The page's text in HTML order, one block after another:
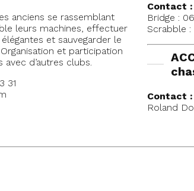
anciens se rassemblant
leurs machines, effectuer
et sauvegarder le
et participation
d’autres clubs.
31
Contact :
Bridge :
Scrabble
Contact :
Roland